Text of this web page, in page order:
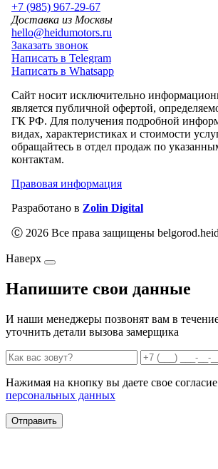
+7 (985) 967-29-67
Доставка из Москвы
hello@heidumotors.ru
Заказать звонок
Написать в Telegram
Написать в Whatsapp
Сайт носит исключительно
является публичной офертой,
ГК РФ. Для получения подробной
видах, характеристиках и стоимости
обращайтесь в отдел продаж по
контактам.
Правовая информация
Разработано в Zolin Digital
Ⓒ 2026 Все права защищены
Наверх
Напишите свои данные
И наши менеджеры позвонят вам в
уточнить детали вызова замерщика
Нажимая на кнопку вы даете свое
персональных данных
Отправить